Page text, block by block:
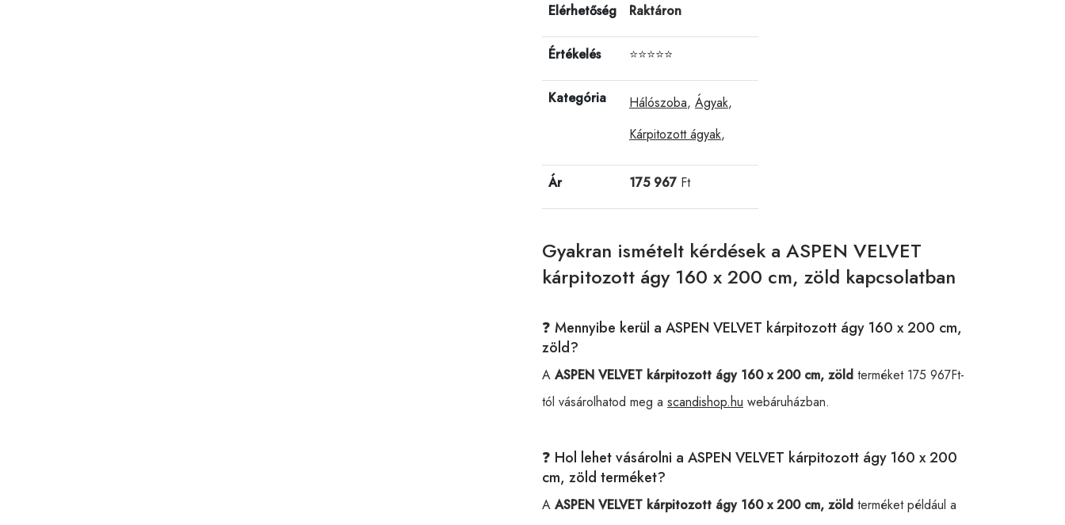
Elérhetőség Raktáron
Értékelés ⭐⭐⭐⭐⭐
Kategória Hálószoba, Ágyak,
Kárpitozott ágyak,
Ár 175 967 Ft
Gyakran ismételt kérdések a ASPEN VELVET
kárpitozott ágy 160 x 200 cm, zöld kapcsolatban
❓ Mennyibe kerül a ASPEN VELVET kárpitozott ágy 160 x 200 cm,
zöld?
A ASPEN VELVET kárpitozott ágy 160 x 200 cm, zöld terméket 175 967Ft-
tól vásárolhatod meg a scandishop.hu webáruházban.
❓ Hol lehet vásárolni a ASPEN VELVET kárpitozott ágy 160 x 200
cm, zöld terméket?
A ASPEN VELVET kárpitozott ágy 160 x 200 cm, zöld terméket például a